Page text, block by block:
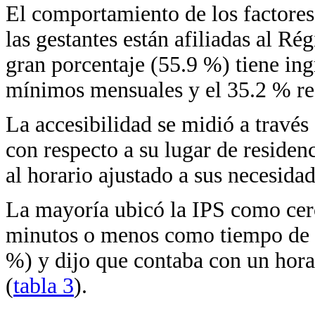
El comportamiento de los
las gestantes están afiliadas al
gran porcentaje (55.9 %) tiene
mínimos mensuales y el 35.2 %
La accesibilidad se midió a
con respecto a su lugar de
al horario ajustado a sus
La mayoría ubicó la IPS como
minutos o menos como tiempo
%) y dijo que contaba con un
(tabla 3).